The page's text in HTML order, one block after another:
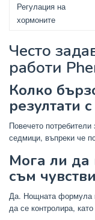
Регулация на
хормоните
Често
работи
Колко
резултати
Повечето
седмици, въпреки че
Мога ли да
съм
Да. Нощната формула
да се контролира,